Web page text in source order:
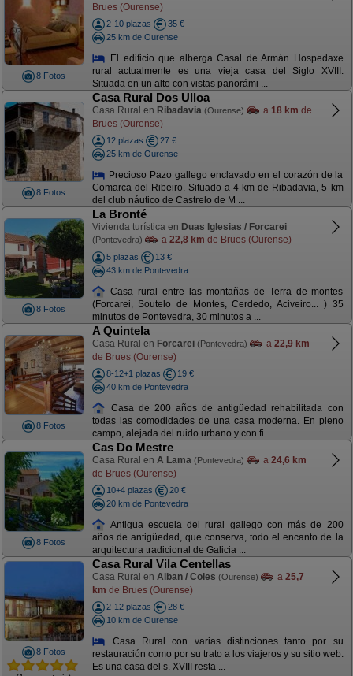
8 Fotos
Brues (Ourense)
2-10 plazas
35 €
25 km de Ourense
El edificio que alberga Casal de Armán Hospedaxe
rural actualmente es una vieja casa del Siglo XVIII.
Situada en un alto con vistas panorámi ...
8 Fotos
Casa Rural Dos Ulloa
Casa Rural en Ribadavia (Ourense) a 18 km de
Brues (Ourense)
12 plazas
27 €
25 km de Ourense
Precioso Pazo gallego enclavado en el corazón de la
Comarca del Ribeiro. Situado a 4 km de Ribadavia, 5 km
del club náutico de Castrelo de M ...
8 Fotos
La Bronté
Vivienda turística en Duas Iglesias / Forcarei
(Pontevedra) a 22,8 km de Brues (Ourense)
5 plazas
13 €
43 km de Pontevedra
Casa rural entre las montañas de Terra de montes
(Forcarei, Soutelo de Montes, Cerdedo, Aciveiro... ) 35
minutos de Pontevedra, 30 minutos a ...
8 Fotos
A Quintela
Casa Rural en Forcarei (Pontevedra) a 22,9 km
de Brues (Ourense)
8-12+1 plazas
19 €
40 km de Pontevedra
Casa de 200 años de antigüedad rehabilitada con
todas las comodidades de una casa moderna. En pleno
campo, alejada del ruido urbano y con fi ...
8 Fotos
Cas Do Mestre
Casa Rural en A Lama (Pontevedra) a 24,6 km
de Brues (Ourense)
10+4 plazas
20 €
20 km de Pontevedra
Antigua escuela del rural gallego con más de 200
años de antigüedad, que conserva, todo el encanto de la
arquitectura tradicional de Galicia ...
8 Fotos
Casa Rural Vila Centellas
Casa Rural en Alban / Coles (Ourense) a 25,7
km de Brues (Ourense)
2-12 plazas
28 €
10 km de Ourense
Casa Rural con varias distinciones tanto por su
restauración como por su trato a los viajeros y su sitio web.
Es una casa del s. XVIII resta ...